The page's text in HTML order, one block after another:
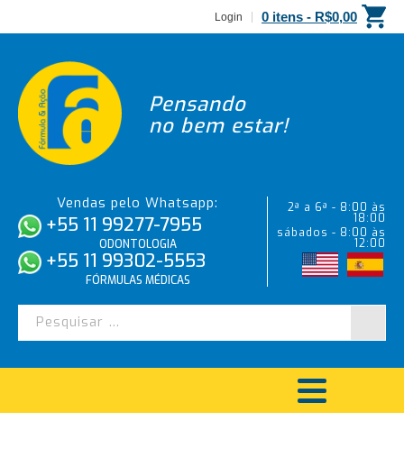
Login 0 itens - R$0,00
Pensando
no bem estar!
Vendas pelo Whatsapp:
+55 11 99277-7955
ODONTOLOGIA
+55 11 99302-5553
FÓRMULAS MÉDICAS
2ª a 6ª - 8:00 às
18:00
sábados - 8:00 às
12:00